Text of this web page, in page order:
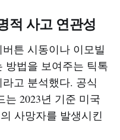
적 사고 연관성
튼 시동이나 이모빌
방법을 보여주는 틱톡
고 분석했다. 공식
는 2023년 기준 미국
사망자를 발생시킨